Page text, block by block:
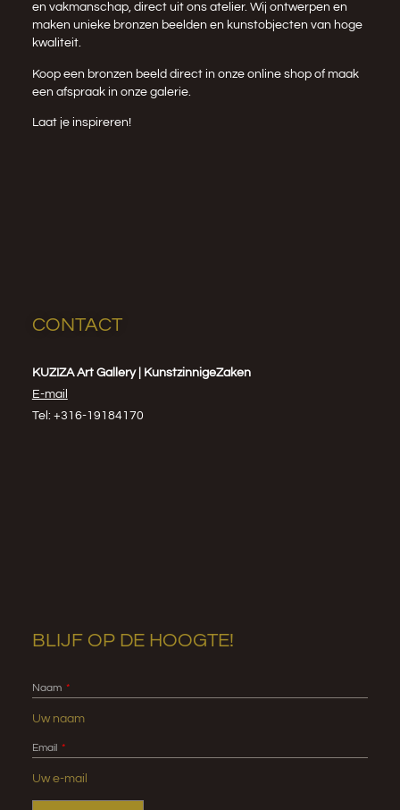
en vakmanschap, direct uit ons atelier. Wij ontwerpen en
maken unieke bronzen beelden en kunstobjecten van hoge
kwaliteit.
Koop een bronzen beeld direct in onze online shopof maak
een afspraak in onze galerie.
Laat je inspireren!
CONTACT
KUZIZA Art Gallery | KunstzinnigeZaken
E-mail
Tel: +316-19184170
BLIJF OP DE HOOGTE!
Naam
Email